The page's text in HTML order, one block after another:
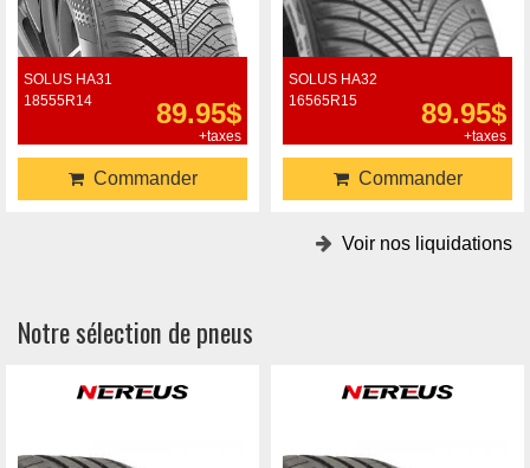
SOLUS HA31
18555R14
89.95$
+taxes
Commander
SOLUS HA32
16565R15
89.95$
+taxes
Commander
Voir nos liquidations
Notre sélection de pneus